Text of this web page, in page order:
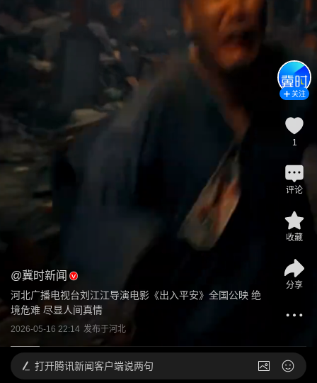
@冀时新闻
河北广播电视台刘江江导演电影《出入平安》全国公映 绝
境危难 尽显人间真情
2026-05-16 22:14 发布于河北
关注
1
评论
收藏
分享
打开腾讯新闻客户端说两句